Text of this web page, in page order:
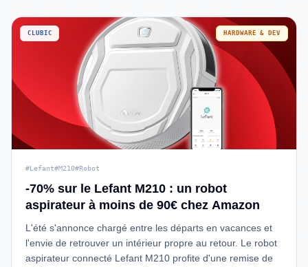
CLUBIC HARDWARE & DEV
#Lefant#M210#Robot
-70% sur le Lefant M210 : un robot
aspirateur à moins de 90€ chez Amazon
L'été s'annonce chargé entre les départs en vacances et
l'envie de retrouver un intérieur propre au retour. Le robot
aspirateur connecté Lefant M210 profite d'une remise de